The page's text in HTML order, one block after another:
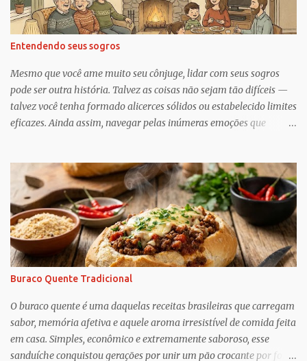
Entendendo seus sogros
Mesmo que você ame muito seu cônjuge, lidar com seus sogros
pode ser outra história. Talvez as coisas não sejam tão difíceis —
talvez você tenha formado alicerces sólidos ou estabelecido limites
eficazes. Ainda assim, navegar pelas inúmeras emoções que
professor da Escola de Serviço Social da Universidade de
Maryland. Greif é coautor de In-Law Relationships: Mothers,
Daughters, Fathers, and Sons , para o qual ele e o coautor Michael
Wooley, PhD, MSW, DCSW, entrevistaram mais de 1.500 sogros
para compartilhar como esses relacionamentos, embora às vezes
complicados, também pode ser gratificante e
reconfortante. Embora a cultura popular e as narrativas sociais
nos façam acreditar que os relacionamentos familiares dão muito
trabalho para manter e podem ser confusos (quem assistiu The
Undoing ?), o que Greif descobriu é mais esperançoso:...
Buraco Quente Tradicional
O buraco quente é uma daquelas receitas brasileiras que carregam
sabor, memória afetiva e aquele aroma irresistível de comida feita
em casa. Simples, econômico e extremamente saboroso, esse
sanduíche conquistou gerações por unir um pão crocante por fora